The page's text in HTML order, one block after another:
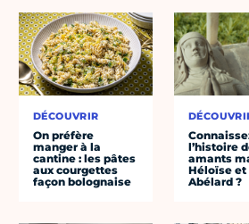
DÉCOUVRIR
On préfère
manger à la
cantine : les pâtes
aux courgettes
façon bolognaise
l’histoire
amants
Héloïse et
Abélard ?